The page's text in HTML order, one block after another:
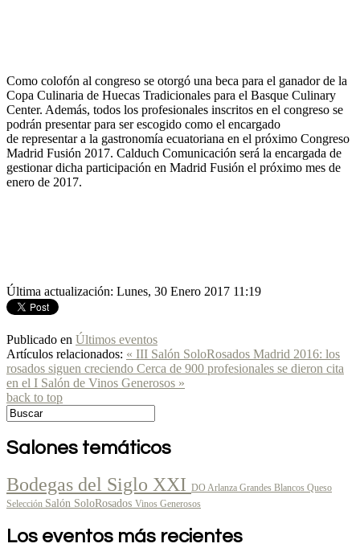
Como colofón al congreso se otorgó una beca para el ganador de la
Copa Culinaria de Huecas Tradicionales para el Basque Culinary
Center. Además, todos los profesionales inscritos en el congreso se
podrán presentar para ser escogido como el encargado
de representar a la gastronomía ecuatoriana en el próximo Congreso
Madrid Fusión 2017. Calduch Comunicación será la encargada de
gestionar dicha participación en Madrid Fusión el próximo mes de
enero de 2017.
Última actualización: Lunes, 30 Enero 2017 11:19
Publicado en Últimos eventos
Artículos relacionados: « III Salón SoloRosados Madrid 2016: los
rosados siguen creciendo Cerca de 900 profesionales se dieron cita
en el I Salón de Vinos Generosos »
back to top
Salones temáticos
Bodegas del Siglo XXI DO Arlanza Grandes Blancos Queso
Selección Salón SoloRosados Vinos Generosos
Los eventos más recientes